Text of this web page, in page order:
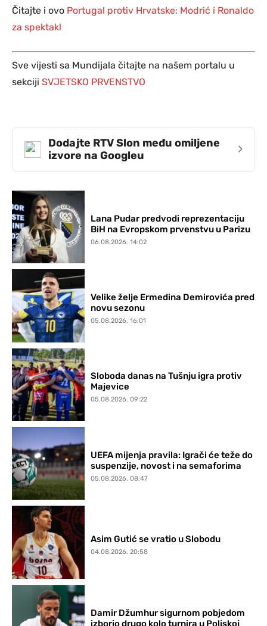
Čitajte i ovo Portugal protiv Hrvatske: Modrić i Ronaldo
za spektakl
Sve vijesti sa Mundijala čitajte na našem portalu u
sekciji SVJETSKO PRVENSTVO
Dodajte RTV Slon među omiljene
izvore na Googleu
›
Lana Pudar predvodi reprezentaciju
BiH na Evropskom prvenstvu u Parizu
06.08.2026. 14:02
Velike želje Ermedina Demirovića pred
novu sezonu
05.08.2026. 16:01
Sloboda danas na Tušnju igra protiv
Majevice
05.08.2026. 09:22
UEFA mijenja pravila: Igrači će teže do
suspenzije, novost i na semaforima
05.08.2026. 08:47
Asim Gutić se vratio u Slobodu
04.08.2026. 20:58
Damir Džumhur sigurnom pobjedom
izborio drugo kolo turnira u Poljskoj